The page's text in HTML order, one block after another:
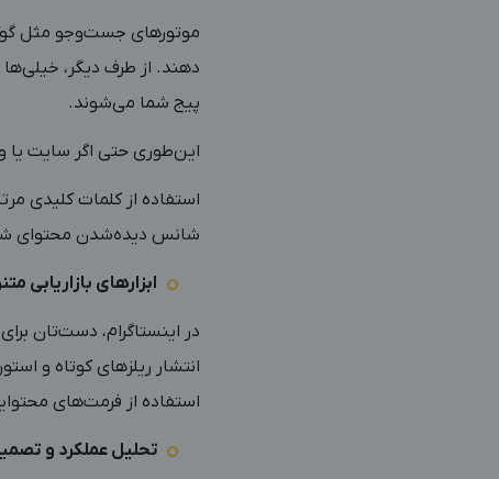
موتورهای جست‌وجو مثل
دهند. از طرف دیگر،
پیج شما می‌شوند.
این‌طوری حتی اگر سایت یا
شانس دیده‌شدن محتوای
ابزارهای بازاریابی
در اینستاگرام، دست‌تان
انتشار ریلزهای کوتاه و
استفاده از فرمت‌های
تحلیل عملکرد و